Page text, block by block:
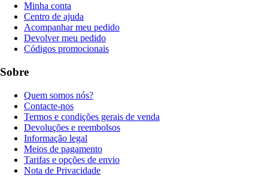
Minha conta
Centro de ajuda
Acompanhar meu pedido
Devolver meu pedido
Códigos promocionais
Sobre
Quem somos nós?
Contacte-nos
Termos e condições gerais de venda
Devoluções e reembolsos
Informação legal
Meios de pagamento
Tarifas e opções de envio
Nota de Privacidade